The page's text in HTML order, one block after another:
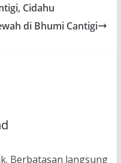
Cidahu
di Bhumi Cantigi
Berbatasan langsung